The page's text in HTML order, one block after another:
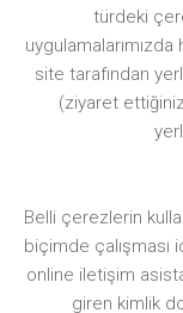
türdeki
site tarafından
(ziyaret
Belli çerezlerin
biçimde çalışması
online iletişim
giren kimlik